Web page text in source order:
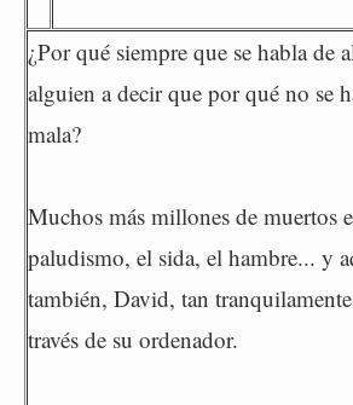
¿Por qué siempre que se habla de
alguien a decir que por qué no se
mala?
Muchos más millones de muertos
paludismo, el sida, el hambre... y
también, David, tan
través de su ordenador.